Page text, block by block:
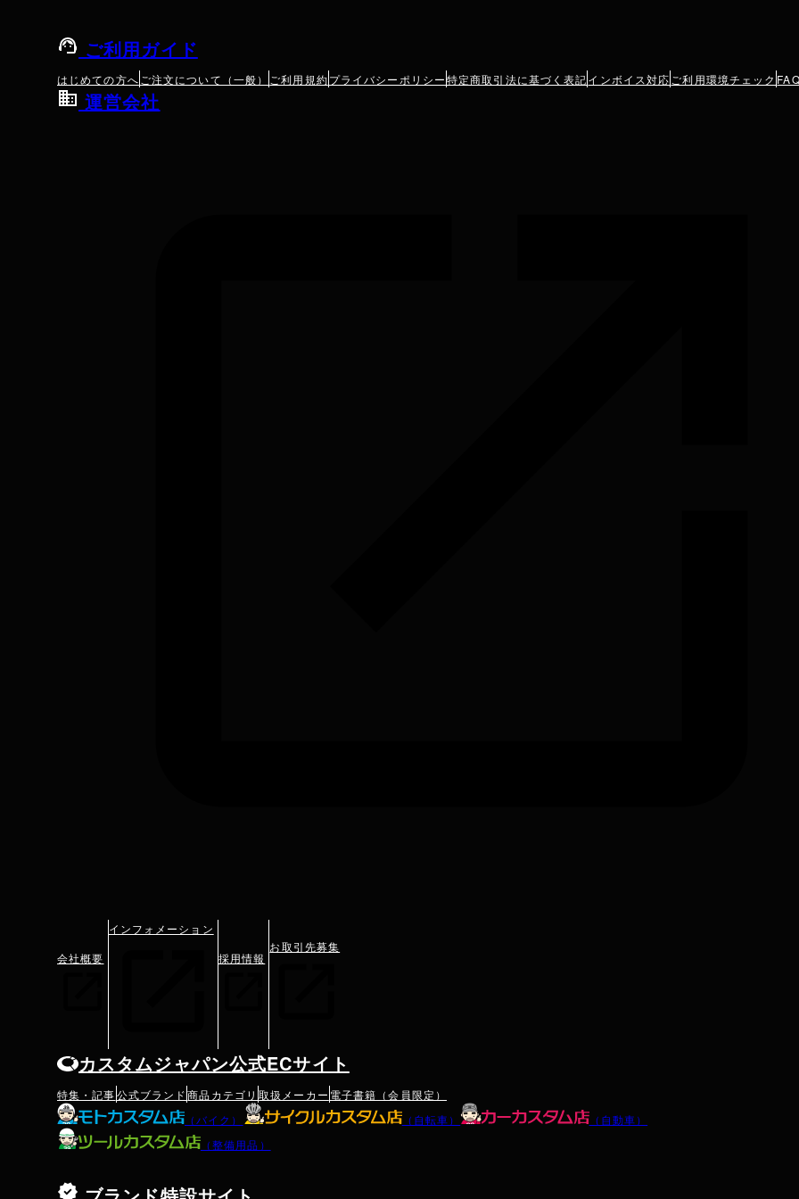
ご利用ガイド
はじめての方へ ご注文について（一般） ご利用規約プライバシーポリシー特定商取引法に基づく表記インボイス対応 ご利用環境チェック
運営会社
会社概要
インフォメーション
採用情報
お取引先募集
カスタムジャパン公式ECサイト
特集・記事公式ブランド商品カテゴリ 取扱メーカー 電子書籍（会員限定）
（バイク）
（自転車）
（自動車）
（整備用品）